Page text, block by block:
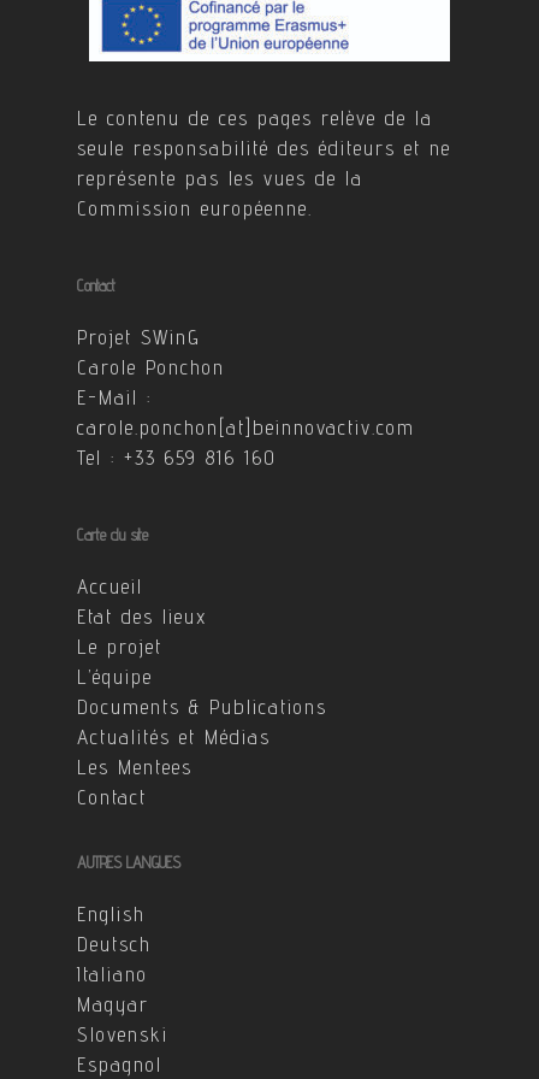
Le contenu de ces pages relève de la
seule responsabilité des éditeurs et ne
représente pas les vues de la
Commission européenne.
Contact
Projet SWinG
Carole Ponchon
E-Mail :
carole.ponchon[at]beinnovactiv.com
Tel : +33 659 816 160
Carte du site
Accueil
Etat des lieux
Le projet
L’équipe
Documents & Publications
Actualités et Médias
Les Mentees
Contact
AUTRES LANGUES
English
Deutsch
Italiano
Magyar
Slovenski
Espagnol